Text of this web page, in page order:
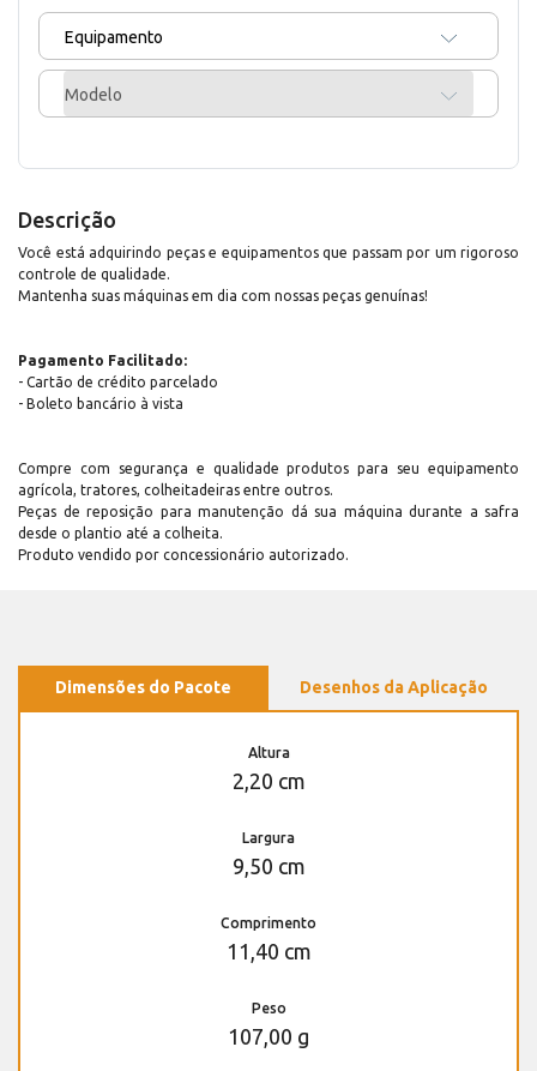
Equipamento
Modelo
Descrição
Você está adquirindo peças e equipamentos que passam por um rigoroso
controle de qualidade.
Mantenha suas máquinas em dia com nossas peças genuínas!
Pagamento Facilitado:
- Cartão de crédito parcelado
- Boleto bancário à vista
Compre com segurança e qualidade produtos para seu equipamento
agrícola, tratores, colheitadeiras entre outros.
Peças de reposição para manutenção dá sua máquina durante a safra
desde o plantio até a colheita.
Produto vendido por concessionário autorizado.
Dimensões do Pacote Desenhos da Aplicação
Altura
2,20 cm
Largura
9,50 cm
Comprimento
11,40 cm
Peso
107,00 g